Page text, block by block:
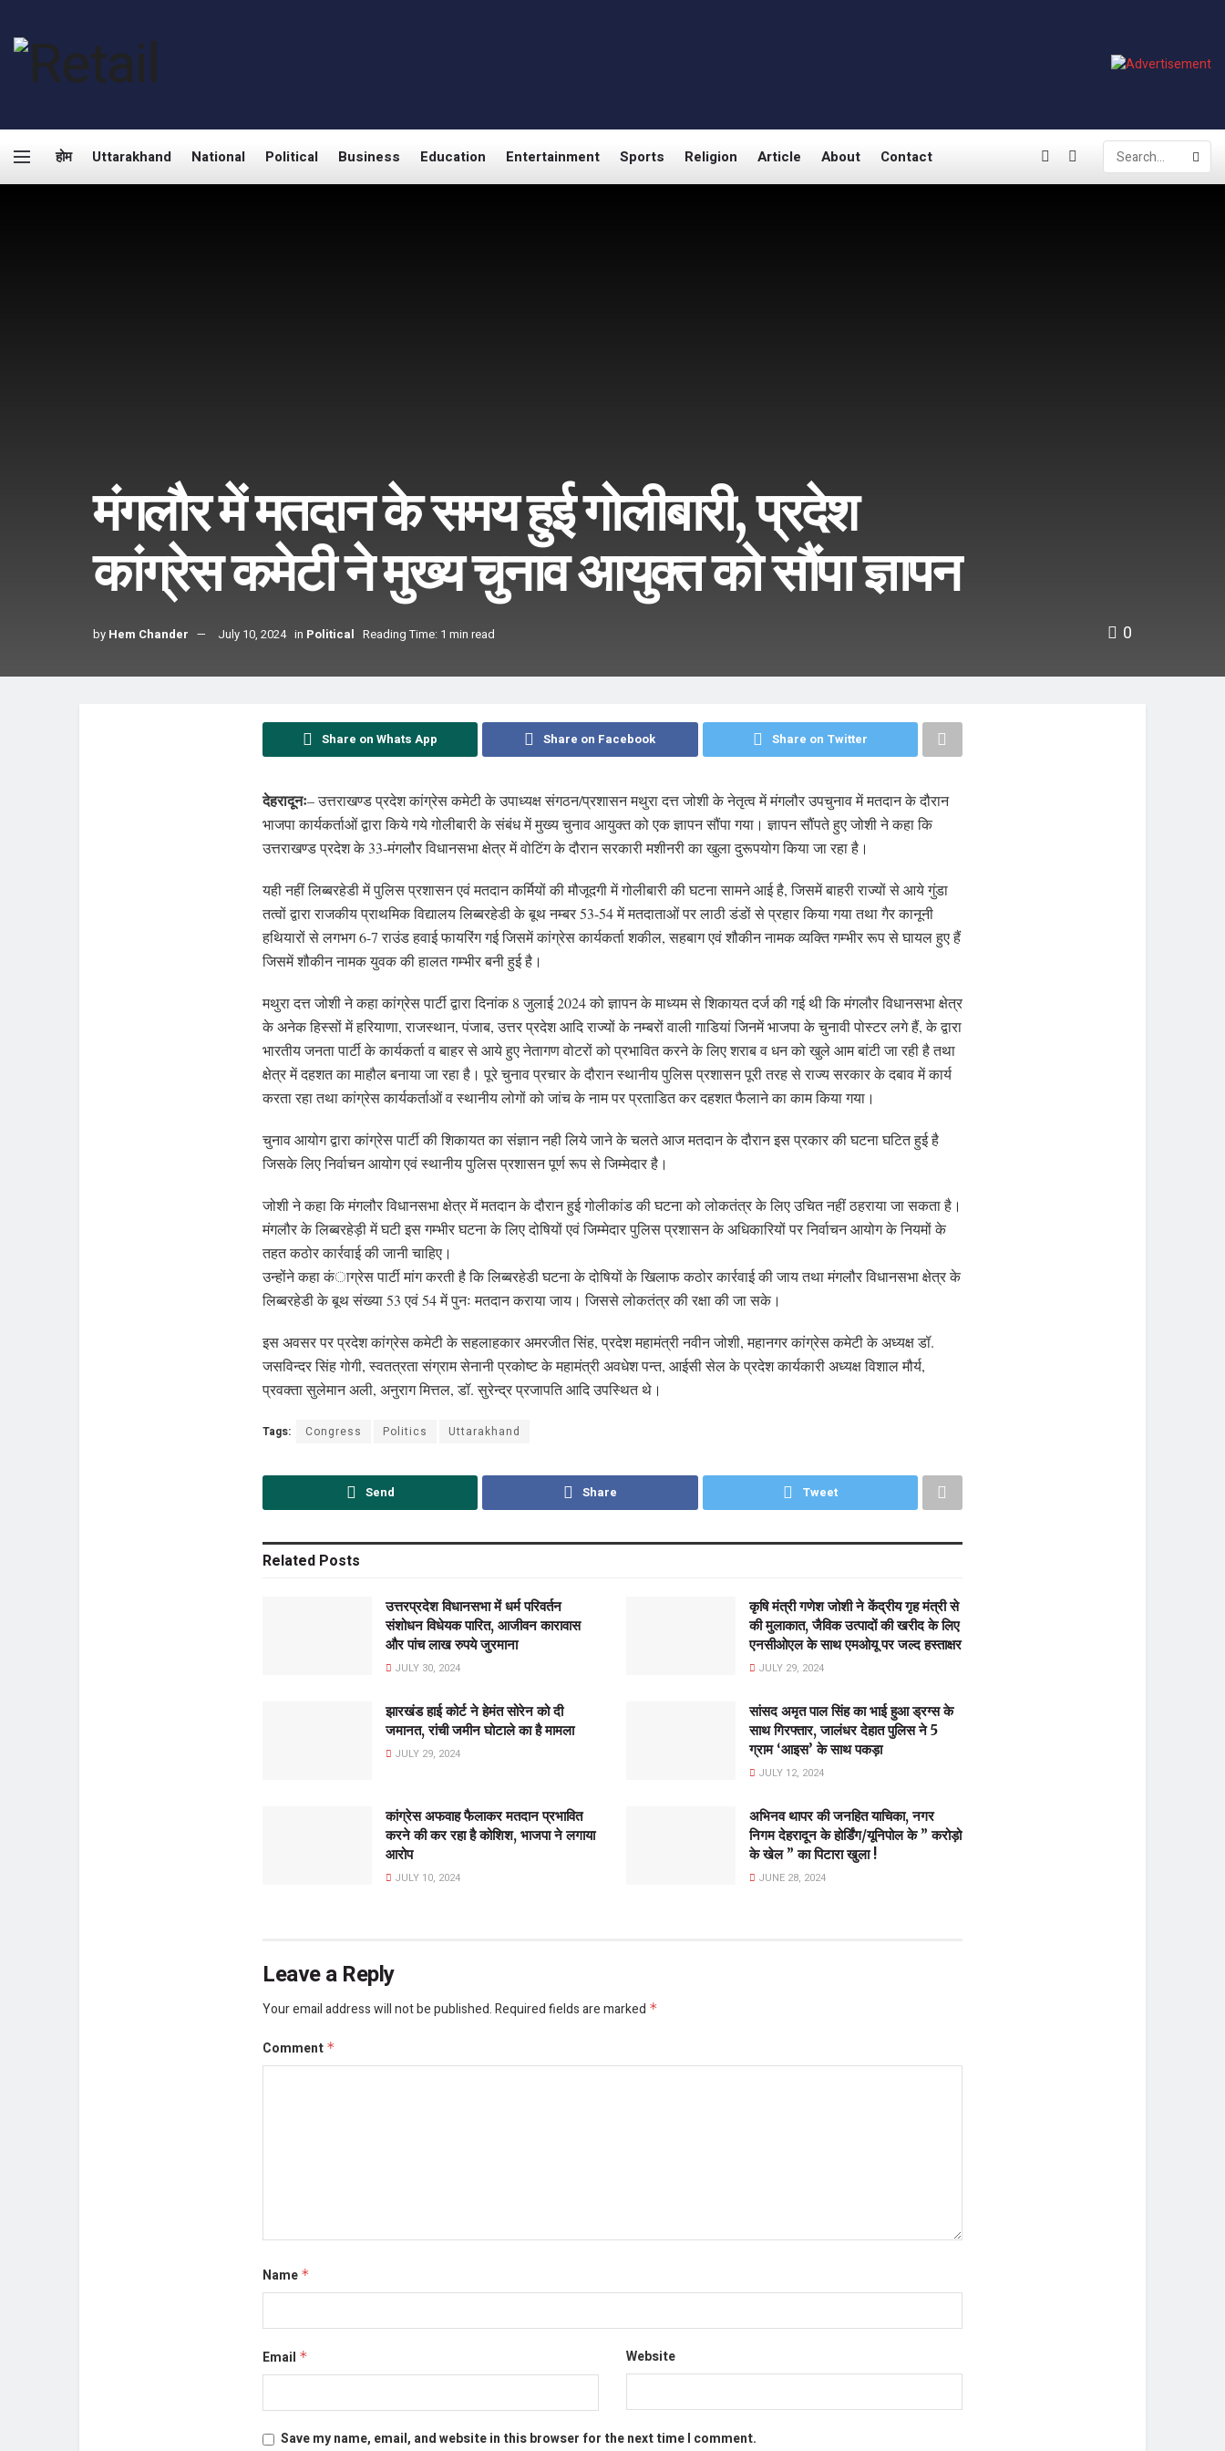
होम Uttarakhand National Political Business Education Entertainment Sports Religion Article About Contact
मंगलौर में मतदान के समय हुई गोलीबारी, प्रदेश
कांग्रेस कमेटी ने मुख्य चुनाव आयुक्त को सौंपा ज्ञापन
by Hem Chander July 10, 2024 in Political Reading Time: 1 min read 0
Share on Whats App Share on Facebook Share on Twitter
देहरादूनः– उत्तराखण्ड प्रदेश कांग्रेस कमेटी के उपाध्यक्ष संगठन/प्रशासन मथुरा दत्त जोशी के नेतृत्व में मंगलौर उपचुनाव में मतदान के दौरान
भाजपा कार्यकर्ताओं द्वारा किये गये गोलीबारी के संबंध में मुख्य चुनाव आयुक्त को एक ज्ञापन सौंपा गया। ज्ञापन सौंपते हुए जोशी ने कहा कि
उत्तराखण्ड प्रदेश के 33-मंगलौर विधानसभा क्षेत्र में वोटिंग के दौरान सरकारी मशीनरी का खुला दुरूपयोग किया जा रहा है।
यही नहीं लिब्बरहेडी में पुलिस प्रशासन एवं मतदान कर्मियों की मौजूदगी में गोलीबारी की घटना सामने आई है, जिसमें बाहरी राज्यों से आये गुंडा
तत्वों द्वारा राजकीय प्राथमिक विद्यालय लिब्बरहेडी के बूथ नम्बर 53-54 में मतदाताओं पर लाठी डंडों से प्रहार किया गया तथा गैर कानूनी
हथियारों से लगभग 6-7 राउंड हवाई फायरिंग गई जिसमें कांग्रेस कार्यकर्ता शकील, सहबाग एवं शौकीन नामक व्यक्ति गम्भीर रूप से घायल हुए हैं
जिसमें शौकीन नामक युवक की हालत गम्भीर बनी हुई है।
मथुरा दत्त जोशी ने कहा कांग्रेस पार्टी द्वारा दिनांक 8 जुलाई 2024 को ज्ञापन के माध्यम से शिकायत दर्ज की गई थी कि मंगलौर विधानसभा क्षेत्र
के अनेक हिस्सों में हरियाणा, राजस्थान, पंजाब, उत्तर प्रदेश आदि राज्यों के नम्बरों वाली गाडियां जिनमें भाजपा के चुनावी पोस्टर लगे हैं, के द्वारा
भारतीय जनता पार्टी के कार्यकर्ता व बाहर से आये हुए नेतागण वोटरों को प्रभावित करने के लिए शराब व धन को खुले आम बांटी जा रही है तथा
क्षेत्र में दहशत का माहौल बनाया जा रहा है। पूरे चुनाव प्रचार के दौरान स्थानीय पुलिस प्रशासन पूरी तरह से राज्य सरकार के दबाव में कार्य
करता रहा तथा कांग्रेस कार्यकर्ताओं व स्थानीय लोगों को जांच के नाम पर प्रताडित कर दहशत फैलाने का काम किया गया।
चुनाव आयोग द्वारा कांग्रेस पार्टी की शिकायत का संज्ञान नही लिये जाने के चलते आज मतदान के दौरान इस प्रकार की घटना घटित हुई है
जिसके लिए निर्वाचन आयोग एवं स्थानीय पुलिस प्रशासन पूर्ण रूप से जिम्मेदार है।
जोशी ने कहा कि मंगलौर विधानसभा क्षेत्र में मतदान के दौरान हुई गोलीकांड की घटना को लोकतंत्र के लिए उचित नहीं ठहराया जा सकता है।
मंगलौर के लिब्बरहेड़ी में घटी इस गम्भीर घटना के लिए दोषियों एवं जिम्मेदार पुलिस प्रशासन के अधिकारियों पर निर्वाचन आयोग के नियमों के
तहत कठोर कार्रवाई की जानी चाहिए।
उन्होंने कहा कंाग्रेस पार्टी मांग करती है कि लिब्बरहेडी घटना के दोषियों के खिलाफ कठोर कार्रवाई की जाय तथा मंगलौर विधानसभा क्षेत्र के
लिब्बरहेडी के बूथ संख्या 53 एवं 54 में पुनः मतदान कराया जाय। जिससे लोकतंत्र की रक्षा की जा सके।
इस अवसर पर प्रदेश कांग्रेस कमेटी के सहलाहकार अमरजीत सिंह, प्रदेश महामंत्री नवीन जोशी, महानगर कांग्रेस कमेटी के अध्यक्ष डॉ.
जसविन्दर सिंह गोगी, स्वतत्रता संग्राम सेनानी प्रकोष्ट के महामंत्री अवधेश पन्त, आईसी सेल के प्रदेश कार्यकारी अध्यक्ष विशाल मौर्य,
प्रवक्ता सुलेमान अली, अनुराग मित्तल, डॉ. सुरेन्द्र प्रजापति आदि उपस्थित थे।
Tags: Congress Politics Uttarakhand
Send Share Tweet
Related Posts
उत्तरप्रदेश विधानसभा में धर्म परिवर्तन
संशोधन विधेयक पारित, आजीवन कारावास
और पांच लाख रुपये जुरमाना
JULY 30, 2024
कृषि मंत्री गणेश जोशी ने केंद्रीय गृह मंत्री से
की मुलाकात, जैविक उत्पादों की खरीद के लिए
एनसीओएल के साथ एमओयू पर जल्द हस्ताक्षर
JULY 29, 2024
झारखंड हाई कोर्ट ने हेमंत सोरेन को दी
जमानत, रांची जमीन घोटाले का है मामला
JULY 29, 2024
सांसद अमृत पाल सिंह का भाई हुआ ड्रग्स के
साथ गिरफ्तार, जालंधर देहात पुलिस ने 5
ग्राम ‘आइस’ के साथ पकड़ा
JULY 12, 2024
कांग्रेस अफवाह फैलाकर मतदान प्रभावित
करने की कर रहा है कोशिश, भाजपा ने लगाया
आरोप
JULY 10, 2024
अभिनव थापर की जनहित याचिका, नगर
निगम देहरादून के होर्डिंग/यूनिपोल के ” करोड़ो
के खेल ” का पिटारा खुला !
JUNE 28, 2024
Leave a Reply
Your email address will not be published.Required fields are marked *
Comment *
Name *
Email * Website
Save my name, email, and website in this browser for the next time I comment.